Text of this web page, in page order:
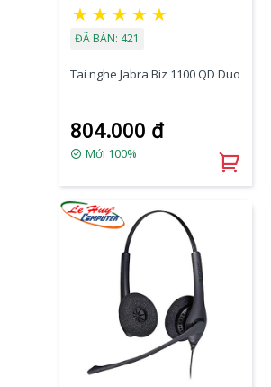
★ ★ ★ ★ ★
ĐÃ BÁN: 421
Tai nghe Jabra Biz 1100 QD Duo
804.000 đ
Mới 100%